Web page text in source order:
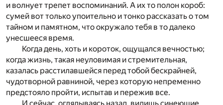
и волнует трепет воспоминаний. А их то полон короб:
сумей вот только упоительно и тонко рассказать о том
тайном и памятном, что окружало тебя в то далеко
унесшееся время.
Когда день, хоть и короток, ощущался вечностью;
когда жизнь, такая неуловимая и стремительная,
казалась расстилавшейся перед тобой бескрайней,
чудотворной равниной, через которую непременно
предстояло пройти, испытав и пережив все.